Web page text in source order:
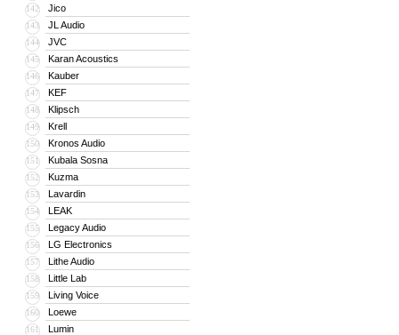
142 Jico
143 JL Audio
144 JVC
145 Karan Acoustics
146 Kauber
147 KEF
148 Klipsch
149 Krell
150 Kronos Audio
151 Kubala Sosna
152 Kuzma
153 Lavardin
154 LEAK
155 Legacy Audio
156 LG Electronics
157 Lithe Audio
158 Little Lab
159 Living Voice
160 Loewe
161 Lumin